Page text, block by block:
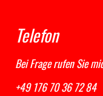
Telefon
Bei Frage rufen Sie
+49 176 70 36 72 84